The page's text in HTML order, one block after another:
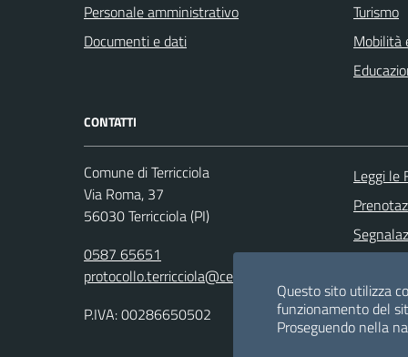
Personale amministrativo
Documenti e dati
Turismo
Mobilità
CONTATTI
Comune di Terricciola
Via Roma, 37
56030 Terricciola (PI)
0587 65651
protocollo.terricciola@cert.saga.it
P.IVA: 00286650502
Leggi le
Questo sito utilizza
funzionamento del
Proseguendo nella